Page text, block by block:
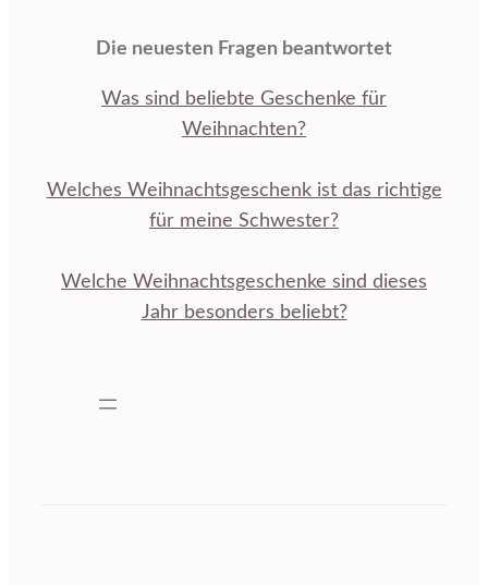
Die neuesten Fragen beantwortet
Was sind beliebte Geschenke für
Weihnachten?
Welches Weihnachtsgeschenk ist das richtige
für meine Schwester?
Welche Weihnachtsgeschenke sind dieses
Jahr besonders beliebt?